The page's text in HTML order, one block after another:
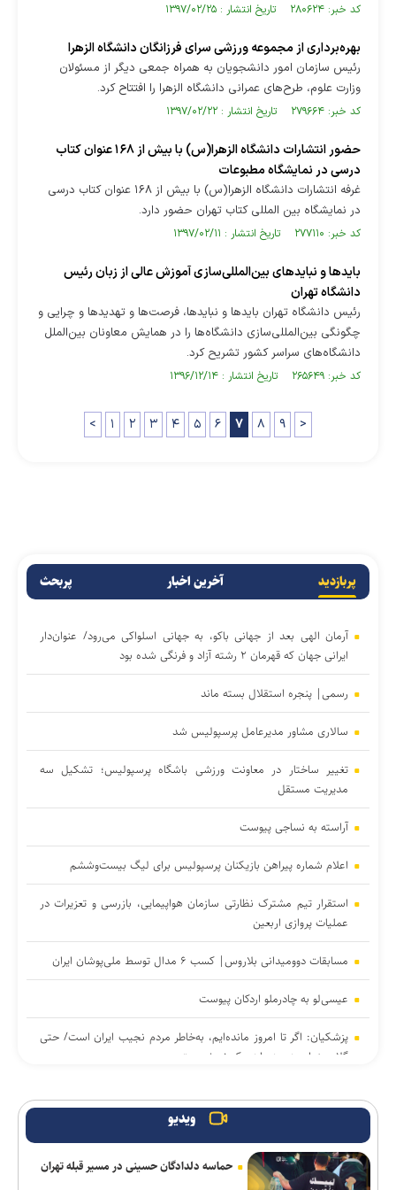
کد خبر: ۲۸۰۶۲۴ تاریخ انتشار : ۱۳۹۷/۰۲/۲۵
بهره‌برداری از مجموعه ورزشی سرای فرزانگان دانشگاه الزهرا
رئیس سازمان امور دانشجویان به همراه جمعی دیگر از مسئولان
وزارت علوم، طرح‌‌های عمرانی دانشگاه الزهرا را افتتاح کرد.
کد خبر: ۲۷۹۶۶۴ تاریخ انتشار : ۱۳۹۷/۰۲/۲۲
حضور انتشارات دانشگاه الزهرا(س) با بیش از ۱۶۸ عنوان کتاب
درسی در نمایشگاه مطبوعات
غرفه انتشارات دانشگاه الزهرا(س) با بیش از ۱۶۸ عنوان کتاب درسی
در نمایشگاه بین المللی کتاب تهران حضور دارد.
کد خبر: ۲۷۷۱۱۰ تاریخ انتشار : ۱۳۹۷/۰۲/۱۱
بایدها و نبایدهای بین‌المللی‌سازی آموزش عالی از زبان رئیس
دانشگاه تهران
رئیس دانشگاه تهران بایدها و نبایدها، فرصت‌ها و تهدیدها و چرایی و
چگونگی بین‌المللی‌سازی دانشگاه‌ها را در همایش معاونان بین‌الملل
دانشگاه‌های سراسر کشور تشریح کرد.
کد خبر: ۲۶۵۶۴۹ تاریخ انتشار : ۱۳۹۶/۱۲/۱۴
< ۱ ۲ ۳ ۴ ۵ ۶ ۷ ۸ ۹ >
پربازدید آخرین اخبار پربحث
آرمان الهی بعد از جهانی باکو، به جهانی اسلواکی می‌رود/ عنوان‌دار
ایرانی جهان که قهرمان ۲ رشته آزاد و فرنگی شده بود
رسمی| پنجره استقلال بسته ماند
سالاری مشاور مدیرعامل پرسپولیس شد
تغییر ساختار در معاونت ورزشی باشگاه پرسپولیس؛ تشکیل سه
مدیریت مستقل
آراسته به نساجی پیوست
اعلام شماره پیراهن بازیکنان پرسپولیس برای لیگ بیست‌وششم
استقرار تیم مشترک نظارتی سازمان هواپیمایی، بازرسی و تعزیرات در
عملیات پروازی اربعین
مسابقات دوومیدانی بلاروس| کسب ۶ مدال توسط ملی‌پوشان ایران
عیسی‌لو به چادرملو اردکان پیوست
پزشکیان: اگر تا امروز مانده‌ایم، به‌خاطر مردم نجیب ایران است/ حتی
گلایه‌مندان هم همراهی کردند + صوت
صنعت پالایش سنتی به صنایع پیشرفته انرژی چیست؟
دستگیری ۸ نفر از اشرار مسلح شاخص و مرتبطین گروهک‌های
تروریستی
ویدیو
حماسه دلدادگان حسینی در مسیر قبله تهران